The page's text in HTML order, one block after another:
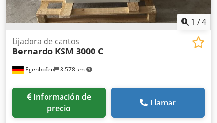
1 /4
Egenhofen 8.578 km
Lijadora de cantos
Bernardo KSM 3000 C
Información de
precio
Llamar